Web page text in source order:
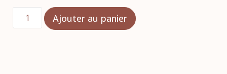
Ajouter au panier